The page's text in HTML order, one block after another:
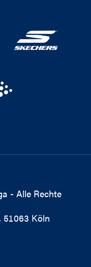
- Alle Rechte
51063 Köln